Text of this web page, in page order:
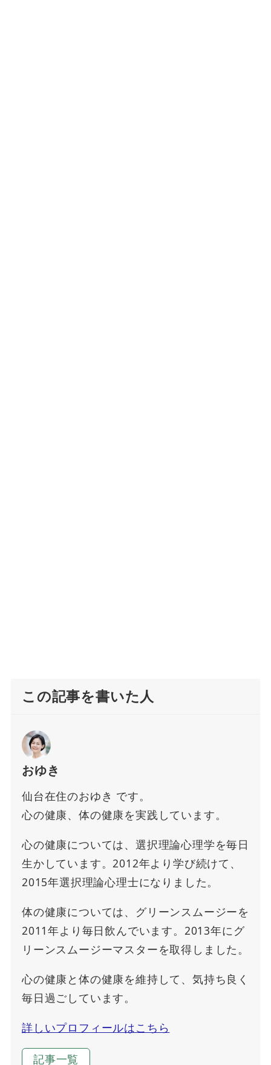
この記事を書いた人
おゆき
仙台在住のおゆき です。
心の健康、体の健康を実践しています。
心の健康については、選択理論心理学を毎日
生かしています。2012年より学び続けて、
2015年選択理論心理士になりました。
体の健康については、グリーンスムージーを
2011年より毎日飲んでいます。2013年にグ
リーンスムージーマスターを取得しました。
心の健康と体の健康を維持して、気持ち良く
毎日過ごしています。
詳しいプロフィールはこちら
記事一覧